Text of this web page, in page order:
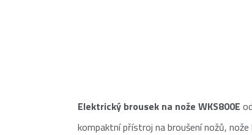
Elektrický brousek na nože WKS800E
kompaktní přístroj na broušení nožů,